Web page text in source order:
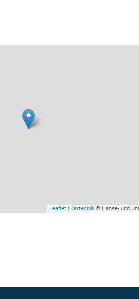
Leaflet | Kartenbild © Hanse- und